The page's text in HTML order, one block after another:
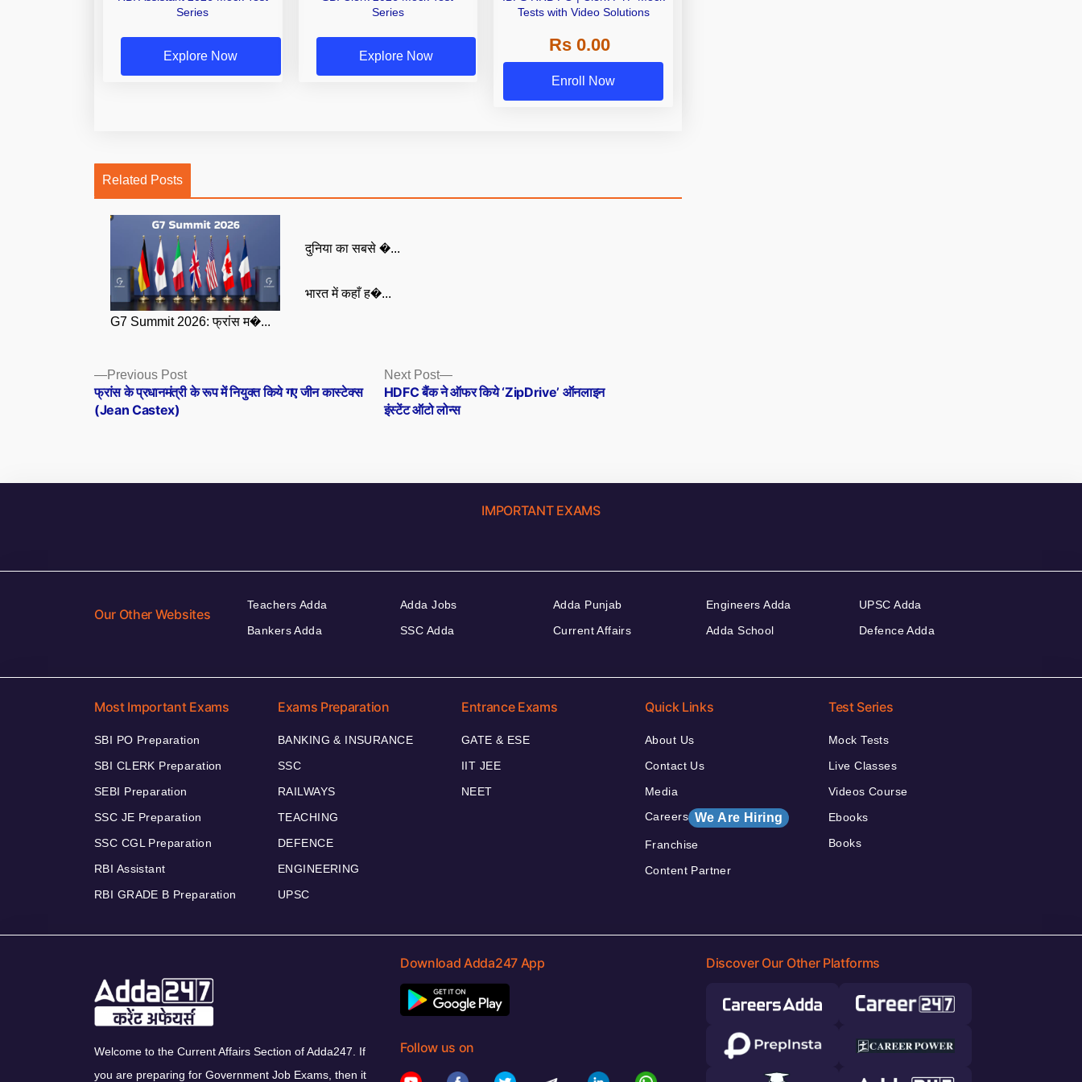
Series
Explore Now
Series
Explore Now
Tests with Video Solutions
Rs 0.00
Enroll Now
Related Posts
G7 Summit 2026: फ्रांस म�...
दुनिया का सबसे �...
भारत में कहाँ ह�...
Posts
navigation
Previous PostPrevious
post:
फ्रांस के प्रधानमंत्री के रूप में नियुक्त किये गए जीन कास्टेक्स
(Jean Castex)
Next Post
Next
post:
HDFC बैंक ने ऑफर किये ‘ZipDrive’ ऑनलाइन
इंस्टेंट ऑटो लोन्स
IMPORTANT EXAMS
Our Other Websites
Teachers Adda
Bankers Adda
Adda Jobs
SSC Adda
Adda Punjab
Current Affairs
Engineers Adda
Adda School
UPSC Adda
Defence Adda
Most Important Exams
SBI PO Preparation
SBI CLERK Preparation
SEBI Preparation
SSC JE Preparation
SSC CGL Preparation
RBI Assistant
RBI GRADE B Preparation
Exams Preparation
BANKING & INSURANCE
SSC
RAILWAYS
TEACHING
DEFENCE
ENGINEERING
UPSC
Entrance Exams
GATE & ESE
IIT JEE
NEET
Quick Links
About Us
Contact Us
Media
Careers We Are Hiring
Franchise
Content Partner
Test Series
Mock Tests
Live Classes
Videos Course
Ebooks
Books
Welcome to the Current Affairs Section of Adda247. If
you are preparing for Government Job Exams, then it
Download Adda247 App
Follow us on
Discover Our Other Platforms